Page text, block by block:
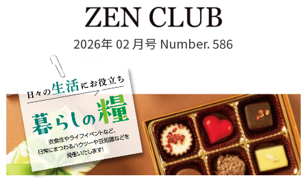
2026年 02 月号 Number. 586